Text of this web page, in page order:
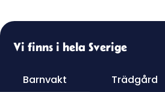
Vi finns i hela Sverige
Barnvakt Trädgård